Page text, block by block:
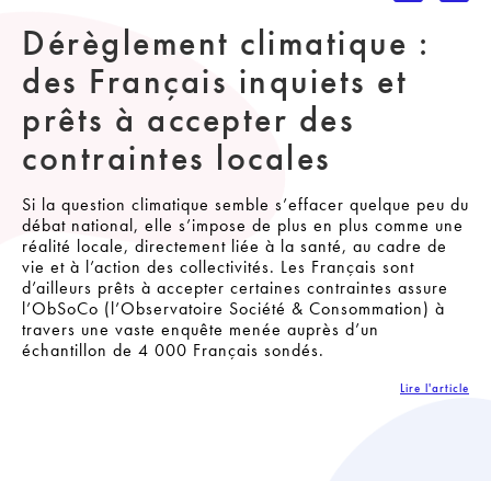
Dérèglement climatique :
des Français inquiets et
prêts à accepter des
contraintes locales
Si la question climatique semble s’effacer quelque peu du
débat national, elle s’impose de plus en plus comme une
réalité locale, directement liée à la santé, au cadre de
vie et à l’action des collectivités. Les Français sont
d’ailleurs prêts à accepter certaines contraintes assure
l’ObSoCo (l’Observatoire Société & Consommation) à
travers une vaste enquête menée auprès d’un
échantillon de 4 000 Français sondés.
Lire l'article